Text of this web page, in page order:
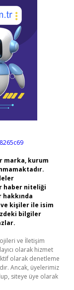
marka, kurum
haber niteliği
ve kişiler ile isim
bilgiler
ve İletişim
olarak hizmet
olarak denetleme
Ancak, üyelerimiz
siteye üye olarak